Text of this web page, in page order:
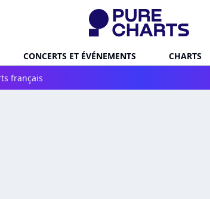
CONCERTS ET ÉVÉNEMENTS CHARTS
français